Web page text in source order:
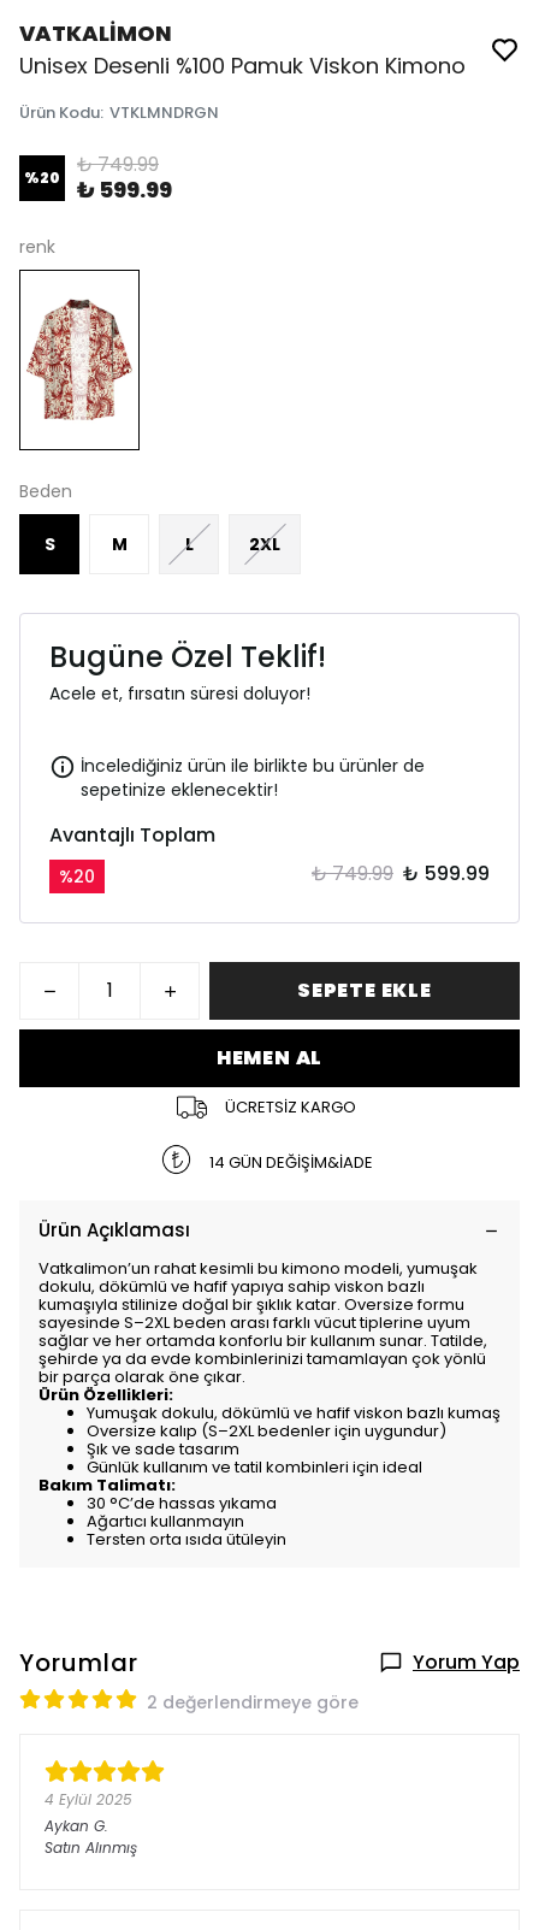
VATKALİMON
Unisex Desenli %100 Pamuk Viskon Kimono
Ürün Kodu: VTKLMNDRGN
%20 ₺ 749.99
₺ 599.99
renk
Beden
S M L 2XL
Bugüne Özel Teklif!
Acele et, fırsatın süresi doluyor!
İncelediğiniz ürün ile birlikte bu ürünler de
sepetinize eklenecektir!
Avantajlı Toplam
%20 ₺ 749.99 ₺ 599.99
SEPETE EKLE
HEMEN AL
ÜCRETSİZ KARGO
14 GÜN DEĞİŞİM&İADE
Ürün Açıklaması
Vatkalimon’un rahat kesimli bu kimono modeli, yumuşak
dokulu, dökümlü ve hafif yapıya sahip viskon bazlı
kumaşıyla stilinize doğal bir şıklık katar. Oversize formu
sayesinde S–2XL beden arası farklı vücut tiplerine uyum
sağlar ve her ortamda konforlu bir kullanım sunar. Tatilde,
şehirde ya da evde kombinlerinizi tamamlayan çok yönlü
bir parça olarak öne çıkar.
Ürün Özellikleri:
Yumuşak dokulu, dökümlü ve hafif viskon bazlı kumaş
Oversize kalıp (S–2XL bedenler için uygundur)
Şık ve sade tasarım
Günlük kullanım ve tatil kombinleri için ideal
Bakım Talimatı:
30 °C’de hassas yıkama
Ağartıcı kullanmayın
Tersten orta ısıda ütüleyin
Yorumlar Yorum Yap
2 değerlendirmeye göre
4 Eylül 2025
Aykan G.
Satın Alınmış